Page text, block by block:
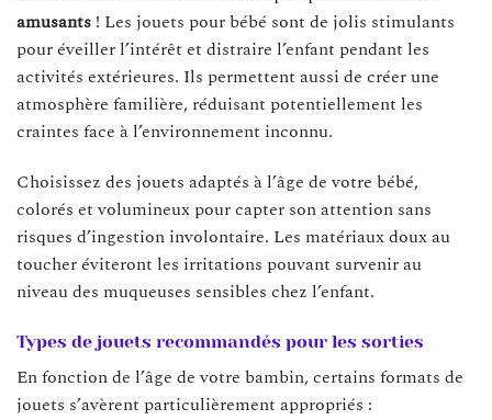
amusants ! Les jouets pour bébé sont de jolis stimulants
pour éveiller l’intérêt et distraire l’enfant pendant les
activités extérieures. Ils permettent aussi de créer une
atmosphère familière, réduisant potentiellement les
craintes face à l’environnement inconnu.
Choisissez des jouets adaptés à l’âge de votre bébé,
colorés et volumineux pour capter son attention sans
risques d’ingestion involontaire. Les matériaux doux au
toucher éviteront les irritations pouvant survenir au
niveau des muqueuses sensibles chez l’enfant.
Types de jouets recommandés pour les sorties
En fonction de l’âge de votre bambin, certains formats de
jouets s’avèrent particulièrement appropriés :